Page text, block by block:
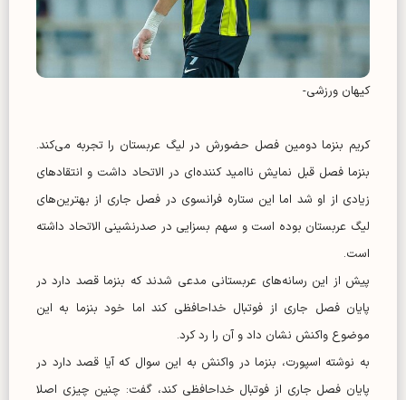
کیهان ورزشی-
کریم بنزما دومین فصل حضورش در لیگ عربستان را تجربه می‌کند.
بنزما فصل قبل نمایش ناامید کننده‌ای در الاتحاد داشت و انتقادهای
زیادی از او شد اما این ستاره فرانسوی در فصل جاری از بهترین‌های
لیگ عربستان بوده است و سهم بسزایی در صدرنشینی الاتحاد داشته
است.
پیش از این رسانه‌های عربستانی مدعی شدند که بنزما قصد دارد در
پایان فصل جاری از فوتبال خداحافظی کند اما خود بنزما به این
موضوع واکنش نشان داد و آن را رد کرد.
به نوشته اسپورت، بنزما در واکنش به این سوال که آیا قصد دارد در
پایان فصل جاری از فوتبال خداحافظی کند، گفت: چنین چیزی اصلا